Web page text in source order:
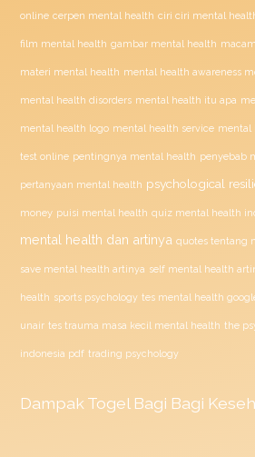
online cerpen mental health ciri ciri mental
film mental health gambar mental health
materi mental health mental health awareness
mental health disorders mental health itu apa
mental health logo mental health service mental
test online pentingnya mental health penyebab
pertanyaan mental health psychological
money puisi mental health quiz mental health
mental health dan artinya quotes tentang
save mental health artinya self mental health
health sports psychology tes mental health
unair tes trauma masa kecil mental health the
indonesia pdf trading psychology
DampakTogelBagi Bagi